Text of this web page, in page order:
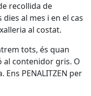
recollida de
al mes i en el cas
al costat.
tots, és quan
al contenidor gris. O
PENALITZEN per